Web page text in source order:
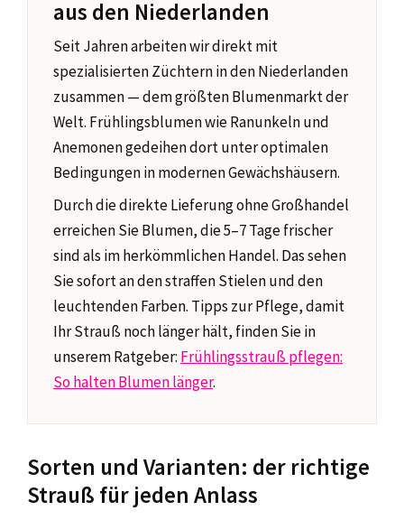
aus den Niederlanden
Seit Jahren arbeiten wir direkt mit
spezialisierten Züchtern in den Niederlanden
zusammen — dem größten Blumenmarkt der
Welt. Frühlingsblumen wie Ranunkeln und
Anemonen gedeihen dort unter optimalen
Bedingungen in modernen Gewächshäusern.
Durch die direkte Lieferung ohne Großhandel
erreichen Sie Blumen, die 5–7 Tage frischer
sind als im herkömmlichen Handel. Das sehen
Sie sofort an den straffen Stielen und den
leuchtenden Farben. Tipps zur Pflege, damit
Ihr Strauß noch länger hält, finden Sie in
unserem Ratgeber: Frühlingsstrauß pflegen:
So halten Blumen länger.
Sorten und Varianten: der richtige
Strauß für jeden Anlass